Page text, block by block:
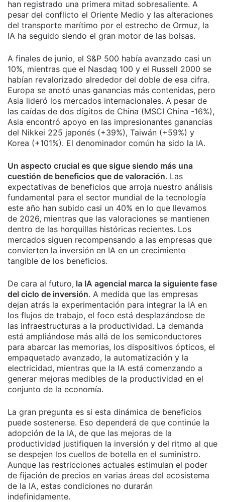
han registrado una primera mitad sobresaliente. A
pesar del conflicto el Oriente Medio y las alteraciones
del transporte marítimo por el estrecho de Ormuz, la
IA ha seguido siendo el gran motor de las bolsas.
A finales de junio, el S&P 500 había avanzado casi un
10%, mientras que el Nasdaq 100 y el Russell 2000 se
habían revalorizado alrededor del doble de esa cifra.
Europa se anotó unas ganancias más contenidas, pero
Asia lideró los mercados internacionales. A pesar de
las caídas de dos dígitos de China (MSCI China -16%),
Asia encontró apoyo en las impresionantes ganancias
del Nikkei 225 japonés (+39%), Taiwán (+59%) y
Korea (+101%). El denominador común ha sido la IA.
Un aspecto crucial es que sigue siendo más una
cuestión de beneficios que de valoración. Las
expectativas de beneficios que arroja nuestro análisis
fundamental para el sector mundial de la tecnología
este año han subido casi un 40% en lo que llevamos
de 2026, mientras que las valoraciones se mantienen
dentro de las horquillas históricas recientes. Los
mercados siguen recompensando a las empresas que
convierten la inversión en IA en un crecimiento
tangible de los beneficios.
De cara al futuro, la IA agencial marca la siguiente fase
del ciclo de inversión. A medida que las empresas
dejan atrás la experimentación para integrar la IA en
los flujos de trabajo, el foco está desplazándose de
las infraestructuras a la productividad. La demanda
está ampliándose más allá de los semiconductores
para abarcar las memorias, los dispositivos ópticos, el
empaquetado avanzado, la automatización y la
electricidad, mientras que la IA está comenzando a
generar mejoras medibles de la productividad en el
conjunto de la economía.
La gran pregunta es si esta dinámica de beneficios
puede sostenerse. Eso dependerá de que continúe la
adopción de la IA, de que las mejoras de la
productividad justifiquen la inversión y del ritmo al que
se despejen los cuellos de botella en el suministro.
Aunque las restricciones actuales estimulan el poder
de fijación de precios en varias áreas del ecosistema
de la IA, estas condiciones no durarán
indefinidamente.